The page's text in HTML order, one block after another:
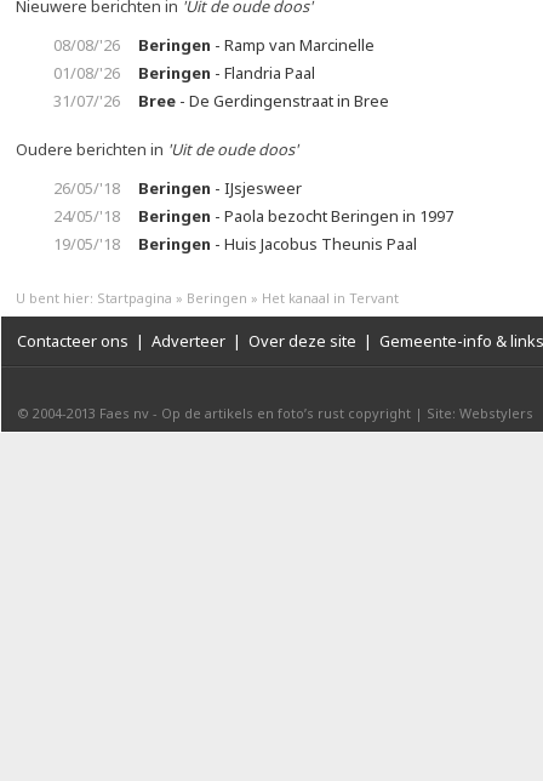
Nieuwere berichten in 'Uit de oude doos'
08/08/'26
Beringen - Ramp van Marcinelle
01/08/'26
Beringen - Flandria Paal
31/07/'26
Bree - De Gerdingenstraat in Bree
Oudere berichten in 'Uit de oude doos'
26/05/'18
Beringen - IJsjesweer
24/05/'18
Beringen - Paola bezocht Beringen in 1997
19/05/'18
Beringen - Huis Jacobus Theunis Paal
U bent hier: Startpagina » Beringen » Het kanaal in Tervant
Contacteer ons | Adverteer | Over deze site | Gemeente-info & links
© 2004-2013 Faes nv - Op de artikels en foto’s rust copyright | Site: Webstylers